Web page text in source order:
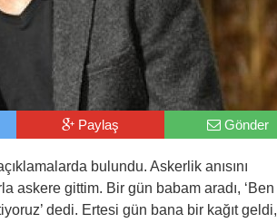
Paylaş Gönder
bulundu. Askerlik anısını
askere gittim. Bir gün babam aradı, ‘Ben
dedi. Ertesi gün bana bir kağıt geldi,